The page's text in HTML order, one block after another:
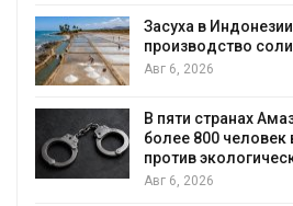
Засуха в
производство
Авг 6, 2026
В пяти странах
более 800 человек
против
Авг 6, 2026